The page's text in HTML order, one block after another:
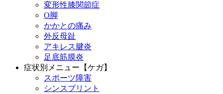
変形性膝関節症
O脚
かかとの痛み
外反母趾
アキレス腱炎
足底筋膜炎
症状別メニュー【ケガ】
スポーツ障害
シンスプリント